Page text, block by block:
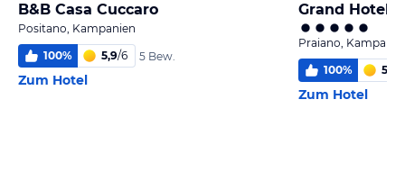
B&B Casa Cuccaro
Positano, Kampanien
100% 5,9/6 5 Bew.
Zum Hotel
Grand Hotel
Praiano,
100% 5,6
Zum Hotel